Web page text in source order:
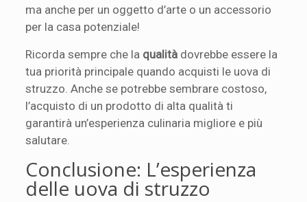
ma anche per un oggetto d’arte o un accessorio
per la casa potenziale!
Ricorda sempre che la qualità dovrebbe essere la
tua priorità principale quando acquisti le uova di
struzzo. Anche se potrebbe sembrare costoso,
l’acquisto di un prodotto di alta qualità ti
garantirà un’esperienza culinaria migliore e più
salutare.
Conclusione: L’esperienza
delle uova di struzzo